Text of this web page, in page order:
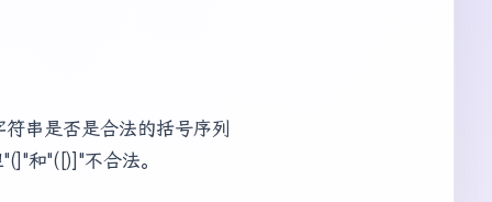
是否是合法的括号序列
和"([)]"不合法。